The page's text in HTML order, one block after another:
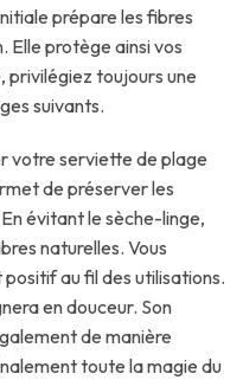
prépare les fibres
Elle protège ainsi vos
privilégiez toujours une
suivants.
votre serviette de plage
de préserver les
évitant le sèche-linge,
naturelles. Vous
au fil des utilisations.
en douceur. Son
de manière
toute la magie du